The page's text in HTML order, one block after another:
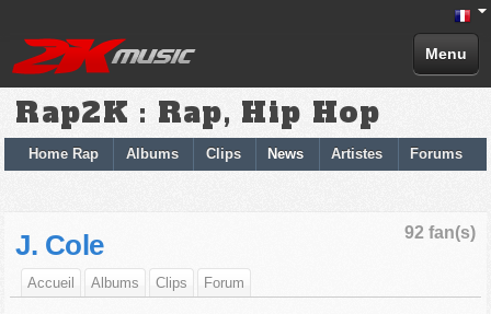
Menu
Rap2K : Rap, Hip Hop
Home Rap Albums Clips News Artistes Forums
92 fan(s)
J. Cole
Accueil Albums Clips Forum